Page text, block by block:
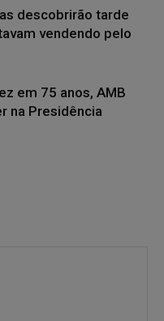
descobrirão tarde
vendendo pelo
em 75 anos, AMB
na Presidência